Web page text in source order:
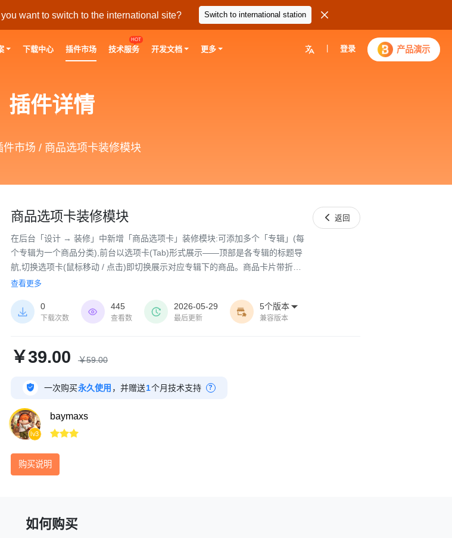
want to switch to the international site? Switch to international station 
下载中心 插件市场
HOT
技术服务 开发文档 更多  登录 产品演示
插件详情
件市场 / 商品选项卡装修模块
商品选项卡装修模块
在后台「设计 → 装修」中新增「商品选项卡」装修模块:可添加多个「专辑」(每
个专辑为一个商品分类),前台以选项卡(Tab)形式展示——顶部是各专辑的标题导
航,切换选项卡(鼠标移动 / 点击)即切换展示对应专辑下的商品。商品卡片带折扣
角标(X% OFF)、原价划线与现价,底部「查看更多」跳转到当前专辑分类页。支
切换方式、查看更多文案与模块宽度(窄屏 / 宽屏 / 全屏),并可一键恢复默认。样
式与色调沿用本系统当前主题。
查看更多
 返回

0
下载次数

445
查看数

2026-05-29
最后更新

5个版本 
兼容版本
￥39.00 ￥59.00
 一次购买永久使用 ，并赠送1个月技术支持 ?
lv3
baymaxs

购买说明
如何购买